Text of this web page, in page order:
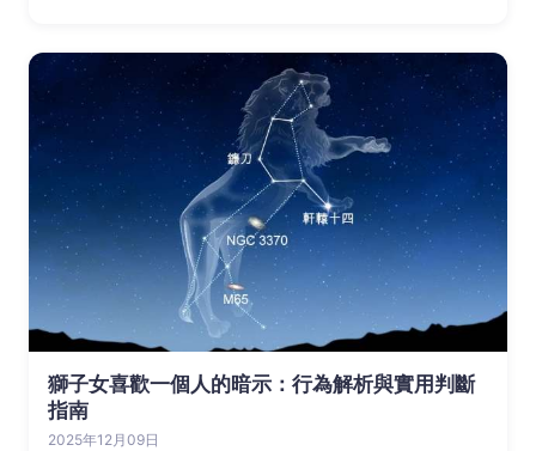
獅子女喜歡一個人的暗示：行為解析與實用判斷
指南
2025年12月09日